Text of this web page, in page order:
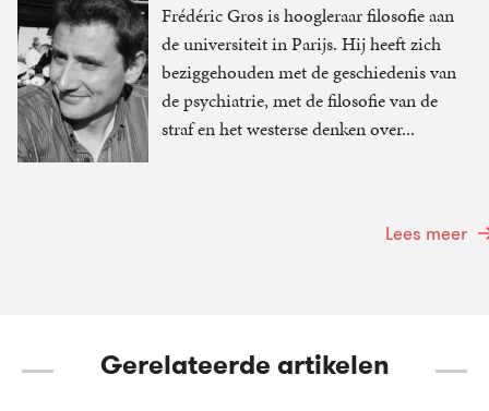
Frédéric Gros is hoogleraar filosofie aan
de universiteit in Parijs. Hij heeft zich
beziggehouden met de geschiedenis van
de psychiatrie, met de filosofie van de
straf en het westerse denken over...
Lees meer
Gerelateerde artikelen